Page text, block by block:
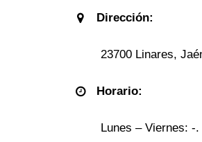
Dirección:
23700 Linares,
Horario:
Lunes – Viernes: -